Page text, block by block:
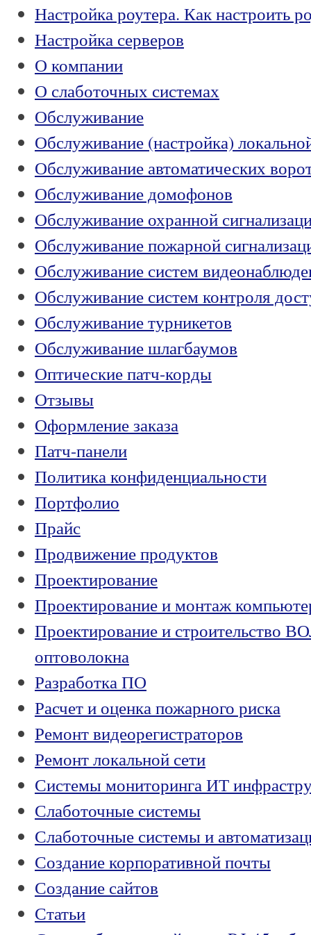
Настройка роутера. Как настроить
Настройка серверов
О компании
О слаботочных системах
Обслуживание
Обслуживание (настройка)
Обслуживание автоматических
Обслуживание домофонов
Обслуживание охранной
Обслуживание пожарной
Обслуживание систем
Обслуживание систем контроля
Обслуживание турникетов
Обслуживание шлагбаумов
Оптические патч-корды
Отзывы
Оформление заказа
Патч-панели
Политика конфиденциальности
Портфолио
Прайс
Продвижение продуктов
Проектирование
Проектирование и монтаж
Проектирование и строительство
оптоволокна
Разработка ПО
Расчет и оценка пожарного риска
Ремонт видеорегистраторов
Ремонт локальной сети
Системы мониторинга ИТ
Слаботочные системы
Слаботочные системы и
Создание корпоративной почты
Создание сайтов
Статьи